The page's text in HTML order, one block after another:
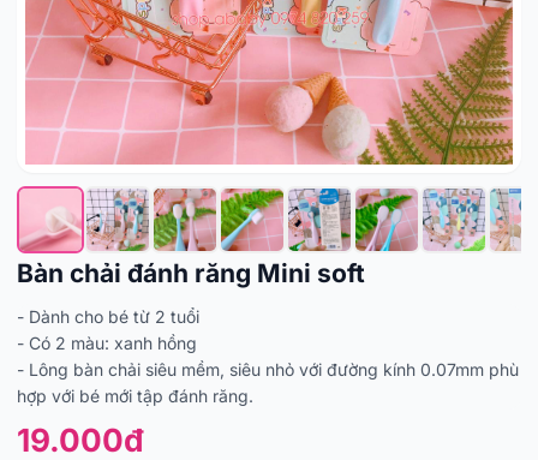
Bàn chải đánh răng Mini soft
- Dành cho bé từ 2 tuổi
- Có 2 màu: xanh hồng
- Lông bàn chải siêu mềm, siêu nhỏ với đường kính 0.07mm phù
hợp với bé mới tập đánh răng.
19.000đ